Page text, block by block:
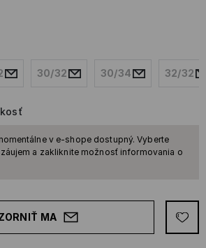
30/32 30/34 32/32
v e-shope dostupný. Vyberte
a zakliknite možnosť informovania o
MA